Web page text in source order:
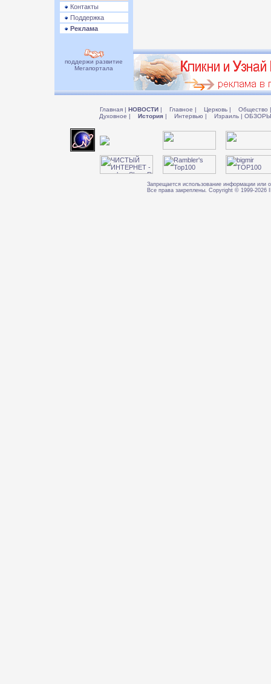
Контакты
Поддержка
Реклама
поддержи развитие
Мегапортала
Главная | НОВОСТИ | Главное | Церковь | Общество |
Духовное | История | Интервью | Израиль |
Запрещается использование информации или
Все права закреплены. Copyright © 1999-